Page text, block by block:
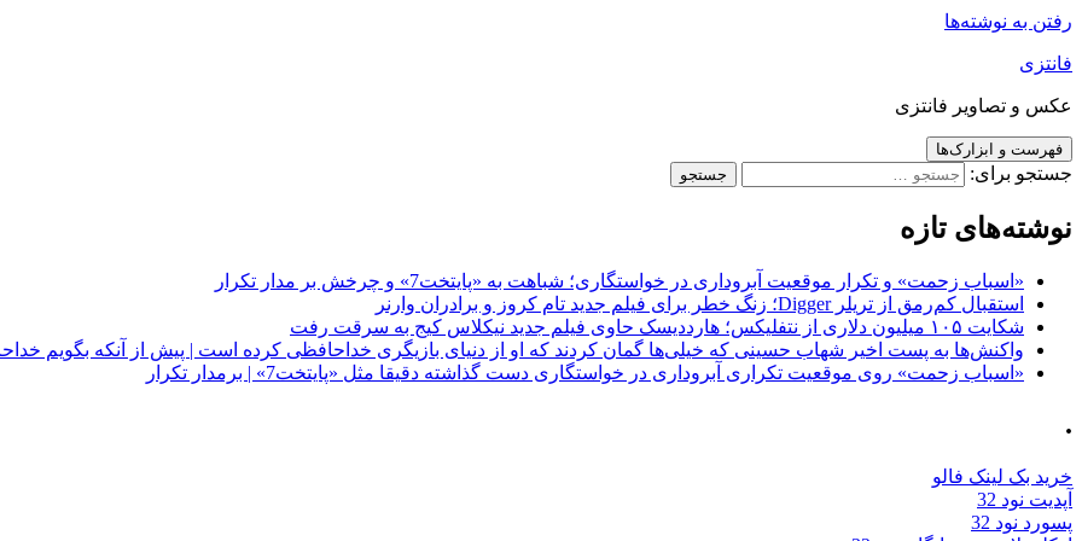
رفتن به نوشته‌ها
فانتزی
عکس و تصاویر فانتزی
فهرست و ابزارک‌ها
جستجو برای:
نوشته‌های تازه
«اسباب زحمت» و تکرار موقعیت آبروداری در خواستگاری؛ شباهت به «پایتخت7» و چرخش بر مدار تکرار
استقبال کم‌رمق از تریلر Digger؛ زنگ خطر برای فیلم جدید تام کروز و برادران وارنر
شکایت ۱۰۵ میلیون دلاری از نتفلیکس؛ هارددیسک حاوی فیلم جدید نیکلاس کیج به سرقت رفت
واکنش‌ها به پست اخیر شهاب حسینی که خیلی‌ها گمان کردند که او از دنیای بازیگری خداحافظی کرده است | پیش از آنکه بگویم
«اسباب زحمت» روی موقعیت تکراری آبروداری در خواستگاری دست گذاشته دقیقا مثل «پایتخت7» | برمدار تکرار
.
خرید بک لینک فالو
آپدیت نود 32
پسورد نود 32